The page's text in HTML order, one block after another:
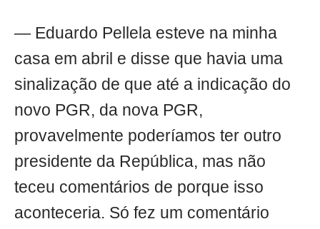
— Eduardo Pellela esteve na minha
casa em abril e disse que havia uma
sinalização de que até a indicação do
novo PGR, da nova PGR,
provavelmente poderíamos ter outro
presidente da República, mas não
teceu comentários de porque isso
aconteceria. Só fez um comentário